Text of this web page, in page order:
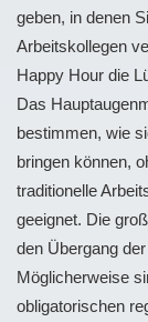
geben, in denen
Arbeitskollegen
Happy Hour die
Das
bestimmen, wie
bringen können,
traditionelle
geeignet. Die
den Übergang
Möglicherweise
obligatorischen